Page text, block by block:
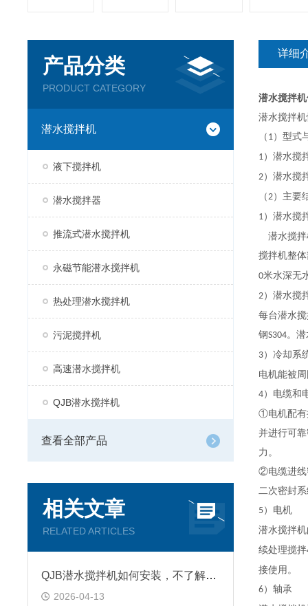
产品分类
PRODUCT CATEGORY
潜水搅拌机
液下搅拌机
潜水搅拌器
推流式潜水搅拌机
永磁节能潜水搅拌机
热处理潜水搅拌机
污泥搅拌机
高速潜水搅拌机
QJB潜水搅拌机
查看全部产品
相关文章
RELATED ARTICLES
QJB潜水搅拌机如何安装，不了解的看看本篇
2026-04-13
详细
潜水搅拌
潜水搅拌
（ 1）型式
1）潜水搅
2） 潜水搅
（2）主要
1） 潜水搅
潜水搅
搅拌机整
0米水深无
2） 潜水搅
每台潜水
钢S304。 潜
3）冷却系
电机能被
4）电缆和
①电机配有
并进行可
力。
②电缆进线
二次密封
5）电机
潜水搅拌
续处理搅拌
接使用。
6）轴承